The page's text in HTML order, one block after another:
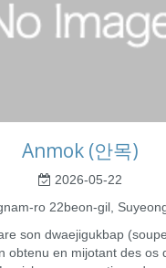
Anmok (안목)
2026-05-22
ro 22beon-gil,
son dwaejigukbap
obtenu en mijotant des os